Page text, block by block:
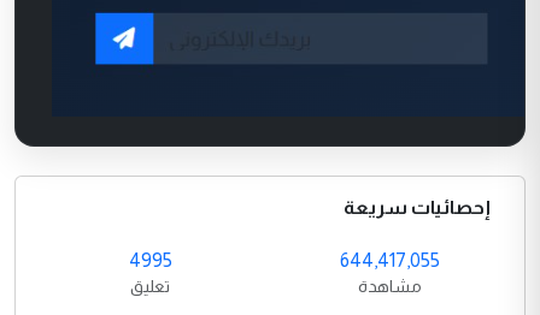
إحصائيات سريعة
644,417,055
مشاهدة
4995
تعليق